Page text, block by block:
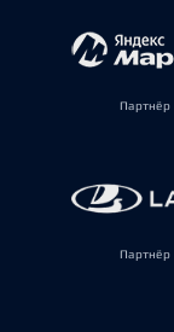
Партнёр
Партнёр